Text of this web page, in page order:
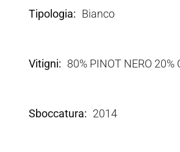
Tipologia Bianco
Vitigni 80% PINOT NERO 20%
Sboccatura 2014